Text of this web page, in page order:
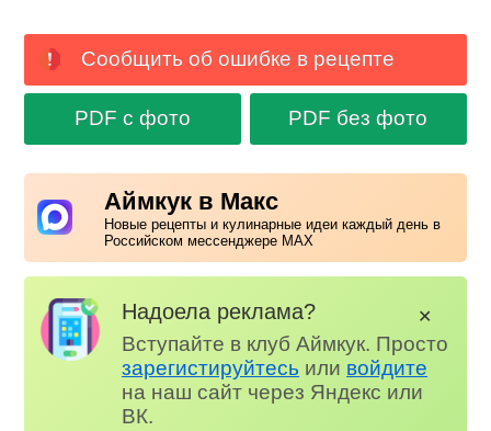
Сообщить об ошибке в рецепте
PDF с фото PDF без фото
Аймкук в Макс
Новые рецепты и кулинарные идеи каждый день в
Российском мессенджере MAX
Надоела реклама?
Вступайте в клуб Аймкук. Просто
зарегистируйтесь или войдите
на наш сайт через Яндекс или
ВК.
✕